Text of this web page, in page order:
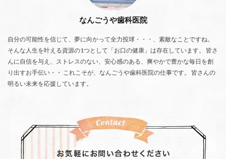
なんごうや歯科医院
自分の可能性を信じて、夢に向かって全力投球・・・、素敵なことですね。
そんな人生を叶える資源の1つとして「お口の健康」は存在しています。 皆さ
んに自信を与え、ストレスのない、安心感のある、爽やかで豊かな毎日を創
り出すお手伝い・・ これこそが、なんごうや歯科医院の仕事です。 皆さんの
明るい未来を応援しています。